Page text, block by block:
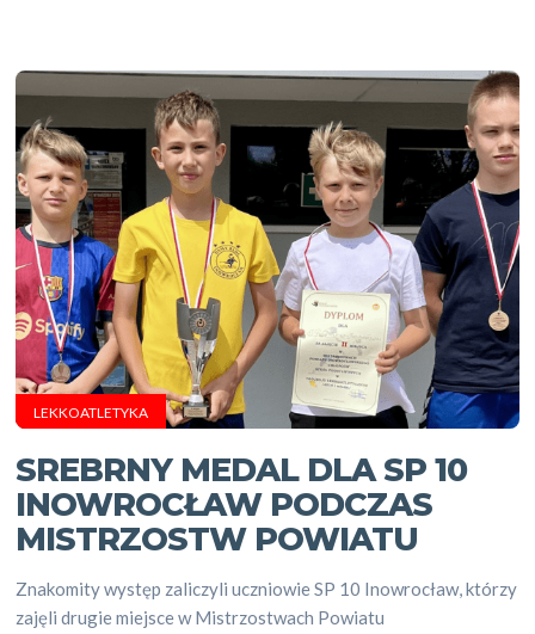
LEKKOATLETYKA
SREBRNY MEDAL DLA SP 10
INOWROCŁAW PODCZAS
MISTRZOSTW POWIATU
Znakomity występ zaliczyli uczniowie SP 10 Inowrocław, którzy
zajęli drugie miejsce w Mistrzostwach Powiatu